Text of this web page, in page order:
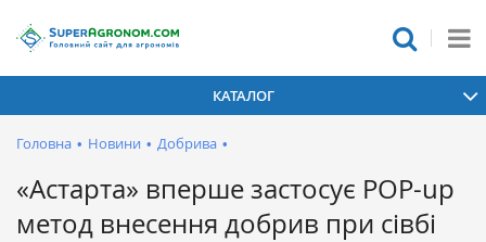
КАТАЛОГ
Головна • Новини • Добрива •
«Астарта» вперше застосує POP-up
метод внесення добрив при сівбі